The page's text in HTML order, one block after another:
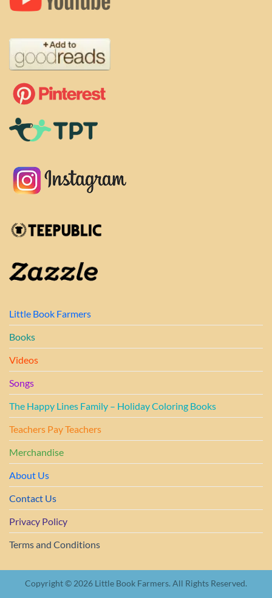
Little Book Farmers
Books
Videos
Songs
The Happy Lines Family – Holiday Coloring Books
Teachers Pay Teachers
Merchandise
About Us
Contact Us
Privacy Policy
Terms and Conditions
Copyright © 2026 Little Book Farmers. All Rights Reserved.